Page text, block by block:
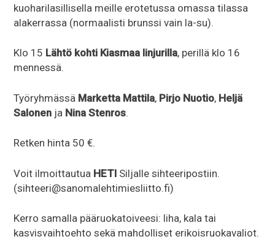
kuoharilasillisella meille erotetussa omassa tilassa
alakerrassa (normaalisti brunssi vain la-su).
Klo 15 Lähtö kohti Kiasmaa linjurilla, perillä klo 16
mennessä.
Työryhmässä Marketta Mattila, Pirjo Nuotio, Heljä
Salonen ja Nina Stenros.
Retken hinta 50 €.
Voit ilmoittautua HETI Siljalle sihteeripostiin.
(sihteeri@sanomalehtimiesliitto.fi)
Kerro samalla pääruokatoiveesi: liha, kala tai
kasvisvaihtoehto sekä mahdolliset erikoisruokavaliot.